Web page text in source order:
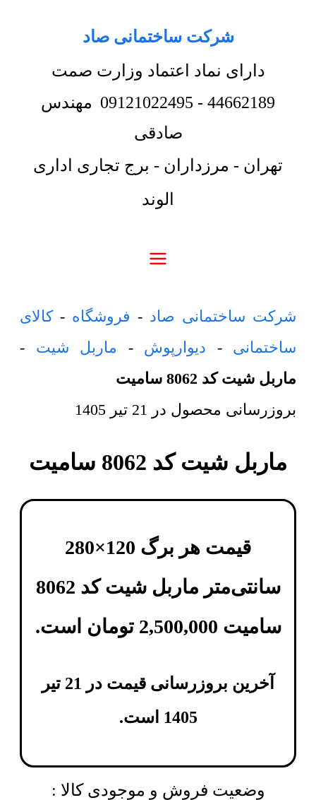
شرکت ساختمانی صاد
دارای نماد اعتماد وزارت صمت
44662189
-
09121022495 مهندس
صادقی
تهران - مرزداران - برج تجاری اداری
الوند
شرکت ساختمانی صاد - فروشگاه -کالای
ساختمانی - دیوارپوش - ماربل شیت -
ماربل شیت کد 8062 سامیت
بروزرسانی محصول در 21 تیر 1405
ماربل شیت کد 8062 سامیت
قیمت هر برگ 120×280
سانتی‌متر
ماربل شیت کد 8062
سامیت 2,500,000 تومان است.
آخرین بروزرسانی قیمت در 21 تیر
1405 است.
وضعیت فروش و موجودی کالا :